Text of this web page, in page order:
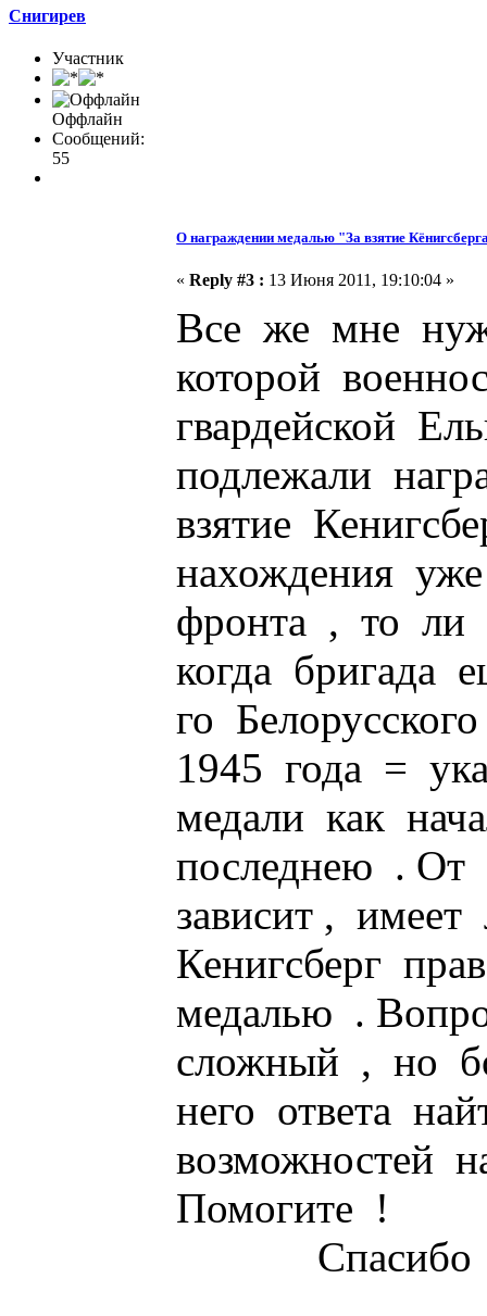
Снигирев
Участник
Оффлайн
Сообщений:
55
О награждении медалью "За взятие
«Reply #3 : 13 Июня 2011, 19:10:04 »
Все же мне
которой
гвардейской
подлежали
взятие
нахождения
фронта , то ли
когда бригада
го
1945 года =
медали как
последнею . От
зависит ,
Кенигсберг
медалью .
сложный , но
него ответа
возможностей
Помогите !
Спасибо